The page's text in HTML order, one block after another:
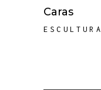
Caras
ESCULTURA